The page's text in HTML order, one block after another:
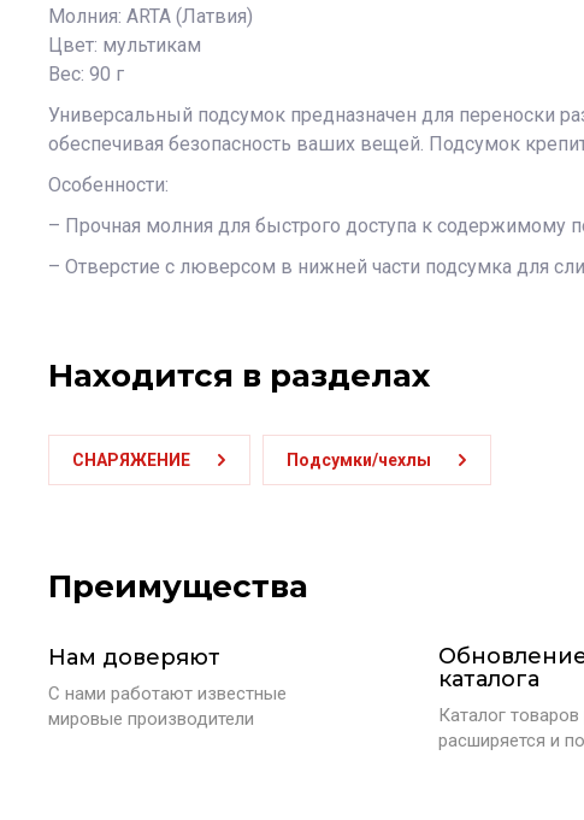
Молния: ARTA (Латвия)
Цвет: мультикам
Вес: 90 г
Универсальный подсумок предназначен для переноски
обеспечивая безопасность ваших вещей. Подсумок
Особенности:
– Прочная молния для быстрого доступа к содержимому
– Отверстие с люверсом в нижней части подсумка для
Находится в разделах
СНАРЯЖЕНИЕ Подсумки/чехлы
Преимущества
Нам доверяют
С нами работают известные
мировые производители
каталога
Каталог товаров
расширяется и